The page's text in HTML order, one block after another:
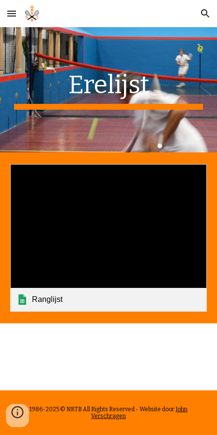
Skip to main content Skip to navigation
Erelijst
Ranglijst
1986-2025 © NRTB All Rights Reserved - Website doorJohn
Verschragen